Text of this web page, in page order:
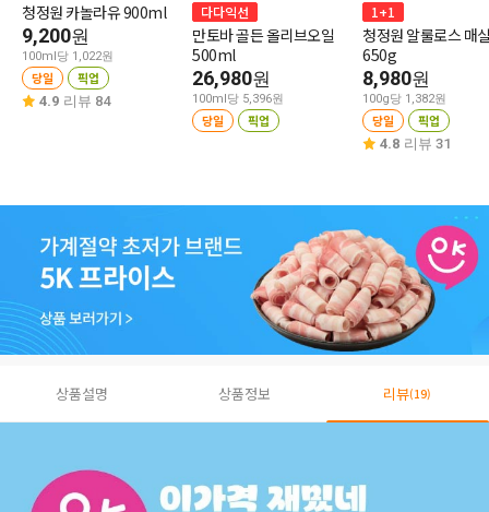
청정원 카놀라유 900ml
9,200원
100ml당 1,022원
당일 픽업
4.9 리뷰 84
다다익선
만토바 골든 올리브오일
500ml
26,980원
100ml당 5,396원
당일 픽업
1+1
청정원 알룰로스 매
650g
8,980원
100g당 1,382원
당일 픽업
4.8 리뷰 31
상품설명 상품정보 리뷰(19)